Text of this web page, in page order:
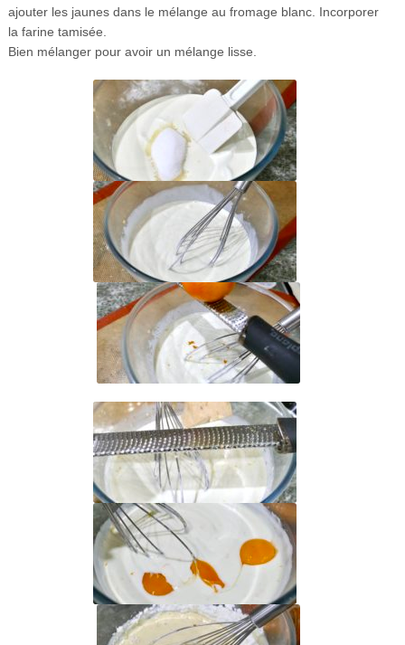
ajouter les jaunes dans le mélange au fromage blanc. Incorporer
la farine tamisée.
Bien mélanger pour avoir un mélange lisse.